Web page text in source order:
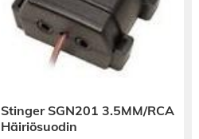
Stinger SGN201 3.5MM/RCA
Häiriösuodin